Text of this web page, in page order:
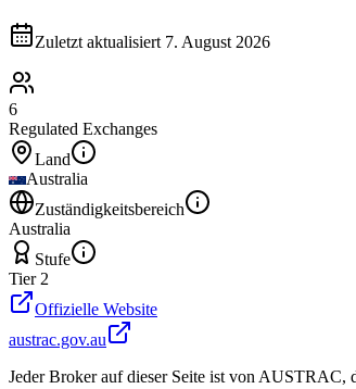
Zuletzt aktualisiert 7. August 2026
6
Regulated Exchanges
Land
Australia
Zuständigkeitsbereich
Australia
Stufe
Tier 2
Offizielle Website
austrac.gov.au
Jeder Broker auf dieser Seite ist von AUSTRAC,